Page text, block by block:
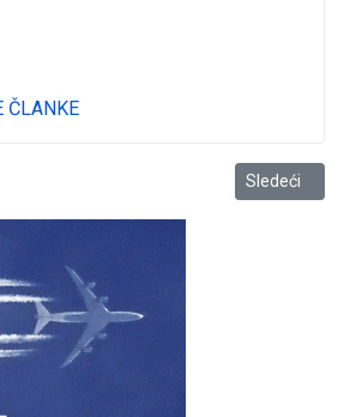
ČLANKE
Na temu kategorije mladih vozačaSledeći
Sledeći